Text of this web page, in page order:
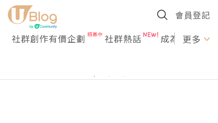
會員登記
社群創作有價企劃 社群熱話 成為U更多